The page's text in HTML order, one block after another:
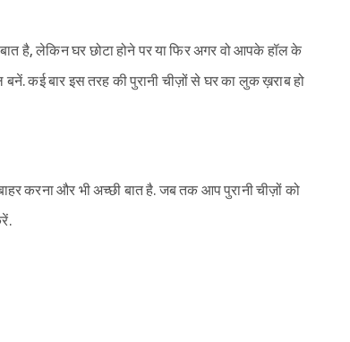
बात है, लेकिन घर छोटा होने पर या फिर अगर वो आपके हॉल के
कई बार इस तरह की पुरानी चीज़ों से घर का लुक ख़राब हो
करना और भी अच्छी बात है. जब तक आप पुरानी चीज़ों को